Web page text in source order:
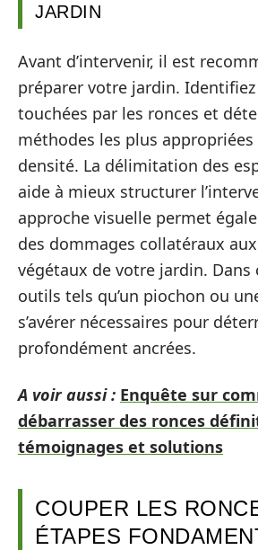
JARDIN
Avant d’intervenir, il est
préparer votre jardin. Identifiez
touchées par les ronces et
méthodes les plus
densité. La délimitation des
aide à mieux structurer
approche visuelle permet
des dommages collatéraux
végétaux de votre jardin. Dans
outils tels qu’un piochon ou
s’avérer nécessaires pour
profondément ancrées.
A voir aussi : Enquête sur
débarrasser des ronces
témoignages et solutions
COUPER LES
ÉTAPES